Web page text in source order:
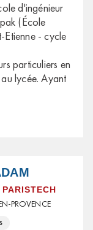
d'ingénieur
(École
Etienne - cycle
particuliers en
lycée. Ayant
PROVENCE